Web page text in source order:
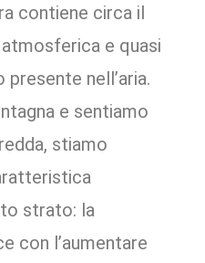
contiene circa il
e quasi
nell’aria.
e sentiamo
stiamo
strato: la
con l’aumentare